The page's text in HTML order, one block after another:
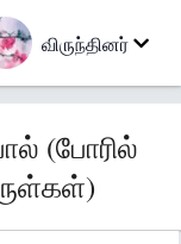
விருந்தினர்
(போரில்